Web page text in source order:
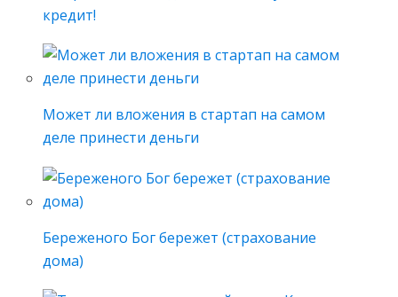
кредит!
Может ли вложения в стартап на самом
деле принести деньги
Береженого Бог бережет (страхование
дома)